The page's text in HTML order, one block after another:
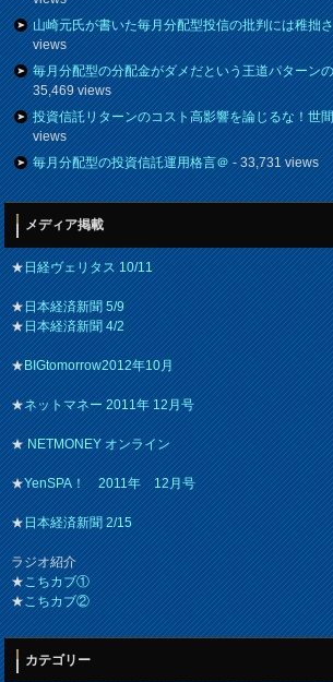
山崎元氏が書いた毎月分配型投信の批判には稚拙
views
毎月分配型の分配金がダメだという王道パターン
35,469 views
投資信託リターンのコスト高影響を論じるな！世
views
毎月分配型の投資信託運用格言＠- 33,731 views
メディア掲載
★日経ヴェリタス 10/11
★日本経済新聞 5/9
★日本経済新聞 4/2
★BIGtomorrow2012年10月
★ネットマネー 2011年 12月号
★NETMONEY オンライン
★YenSPA！ 2011年 12月号
★日本経済新聞 2/15
ラジオ紹介
★こちカブ①
★こちカブ②
カテゴリー